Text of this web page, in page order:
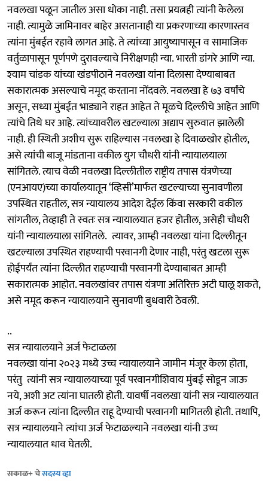
नवलखा पळून जातील असा धोका नाही. तसा प्रयत्नही त्यांनी केलेला
नाही. त्यामुळे जामिनावर बाहेर असतानाही या प्रकरणाच्या कारणास्तव
त्यांना मुंबईत रहावे लागत आहे. ते त्यांच्या आयुष्यापासून व सामाजिक
वर्तुळापासून पूर्णपणे दुरावल्याचे निरीक्षणही न्या. भारती डांगरे आणि न्या.
श्याम चांडक यांच्या खंडपीठाने नवलखा यांना दिलासा देण्याबाबत
सकारात्मक असल्याचे नमूद करताना नोंदवले. नवलखा हे ७३ वर्षांचे
असून, सध्या मुंबईत भाड्याने राहत आहेत ते मूळचे दिल्लीचे आहेत आणि
त्यांचे तिथे घर आहे. त्यांच्यावरील खटल्याला अद्याप सुरुवात झालेली
नाही. ही स्थिती अशीच सुरू राहिल्यास नवलखा हे दिवाळखोर होतील,
असे त्यांची बाजू मांडताना वकील युग चौधरी यांनी न्यायालयाला
सांगितले. त्याच वेळी नवलखा दिल्लीतील राष्ट्रीय तपास यंत्रणेच्या
(एनआयए)च्या कार्यालयातून ‘व्हिसी’मार्फत खटल्याच्या सुनावणीला
उपस्थित राहतील, सत्र न्यायालय आदेश देईल किंवा सरकारी वकील
सांगतील, तेव्हाही ते स्वतः सत्र न्यायालयात हजर होतील, असेही चौधरी
यांनी न्यायालयाला सांगितले. त्यावर, आम्ही नवलखा यांना दिल्लीतून
खटल्याला उपस्थित राहण्याची परवानगी देणार नाही, परंतु खटला सुरू
होईपर्यंत त्यांना दिल्लीत राहण्याची परवानगी देण्याबाबत आम्ही
सकारात्मक आहोत. नवलखांवर तपास यंत्रणा अतिरिक्त अटी घालू शकते,
असे नमूद करून न्यायालयाने सुनावणी बुधवारी ठेवली.
..
सत्र न्यायालयाने अर्ज फेटाळला
नवलखा यांना २०२३ मध्ये उच्च न्यायालयाने जामीन मंजूर केला होता,
परंतु त्यांनी सत्र न्यायालयाच्या पूर्व परवानगीशिवाय मुंबई सोडून जाऊ
नये, अशी अट त्यांना घातली होती. यावर्षी नवलखा यांनी सत्र न्यायालयात
अर्ज करून त्यांना दिल्लीत राहू देण्याची परवानगी मागितली होती. तथापि,
सत्र न्यायालयाने त्यांचा अर्ज फेटाळल्याने नवलखा यांनी उच्च
न्यायालयात धाव घेतली.
सकाळ+ चेसदस्य व्हा